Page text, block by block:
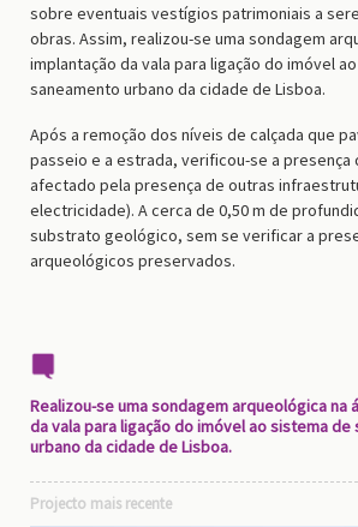
sobre eventuais vestígios patrimoniais a
obras. Assim, realizou-se uma sondagem
implantação da vala para ligação do imóvel
saneamento urbano da cidade de Lisboa.
Após a remoção dos níveis de calçada que
passeio e a estrada, verificou-se a presença
afectado pela presença de outras
electricidade). A cerca de 0,50 m de
substrato geológico, sem se verificar a
arqueológicos preservados.
Realizou-se uma sondagem arqueológica na
da vala para ligação do imóvel ao sistema de
urbano da cidade de Lisboa.
Projecto mais recente